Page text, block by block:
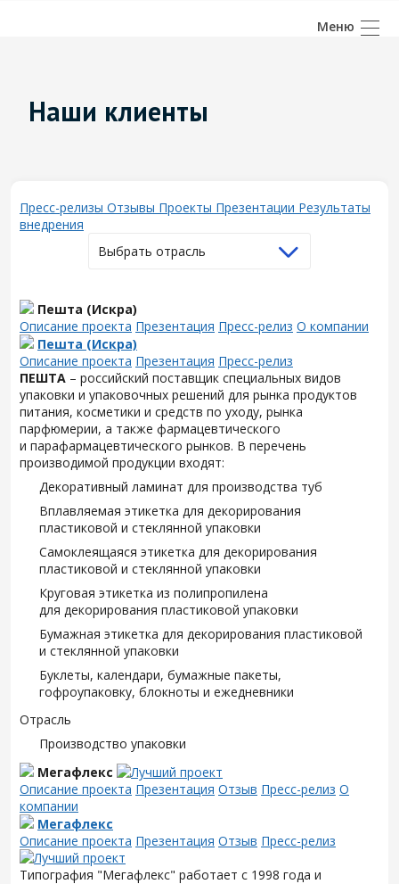
Наши клиенты
Пресс-релизы Отзывы Проекты Презентации Результаты
внедрения
Выбрать отрасль
Пешта (Искра)
Описание проекта Презентация Пресс-релиз О компании
Пешта (Искра)
Описание проекта Презентация Пресс-релиз
ПЕШТА – российский поставщик специальных видов
упаковки и упаковочных решений для рынка продуктов
питания, косметики и средств по уходу, рынка
парфюмерии, а также фармацевтического
и парафармацевтического рынков. В перечень
производимой продукции входят:
Декоративный ламинат для производства туб
Вплавляемая этикетка для декорирования
пластиковой и стеклянной упаковки
Самоклеящаяся этикетка для декорирования
пластиковой и стеклянной упаковки
Круговая этикетка из полипропилена
для декорирования пластиковой упаковки
Бумажная этикетка для декорирования пластиковой
и стеклянной упаковки
Буклеты, календари, бумажные пакеты,
гофроупаковку, блокноты и ежедневники
Отрасль
Производство упаковки
Мегафлекс
Описание проекта Презентация Отзыв Пресс-релиз О
компании
Мегафлекс
Описание проекта Презентация Отзыв Пресс-релиз
Типография "Мегафлекс" работает с 1998 года и